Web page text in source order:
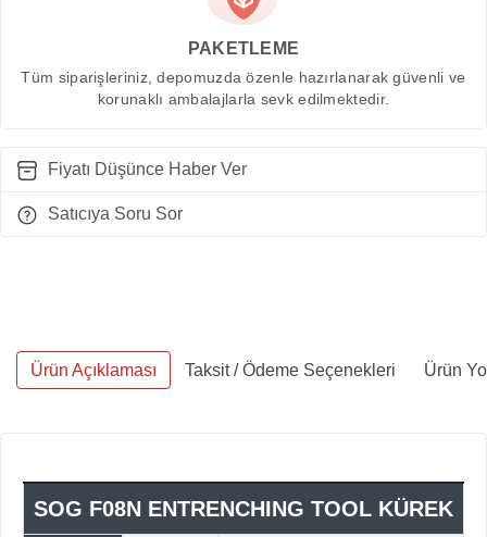
PAKETLEME
Tüm siparişleriniz, depomuzda özenle hazırlanarak güvenli ve
korunaklı ambalajlarla sevk edilmektedir.
Fiyatı Düşünce Haber Ver
Satıcıya Soru Sor
Ürün Açıklaması Taksit / Ödeme Seçenekleri Ürün
SOG F08N ENTRENCHING TOOL KÜREK